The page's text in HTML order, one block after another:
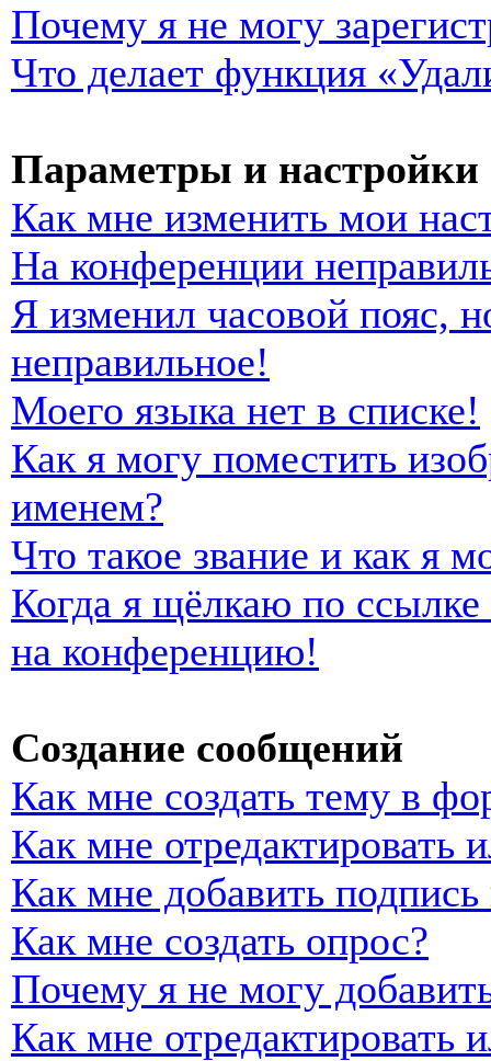
Почему я не могу
Что делает функция
Параметры и настройки
Как мне изменить мои
На конференции
Я изменил часовой пояс,
неправильное!
Моего языка нет в списке!
Как я могу поместить
именем?
Что такое звание и как я
Когда я щёлкаю по
на конференцию!
Создание сообщений
Как мне создать тему в
Как мне отредактировать
Как мне добавить
Как мне создать опрос?
Почему я не могу
Как мне отредактировать